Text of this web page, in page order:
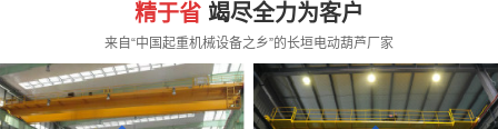
精于省 竭尽全力为客户
来自“中国起重机械设备之乡”的长垣电动葫芦厂家